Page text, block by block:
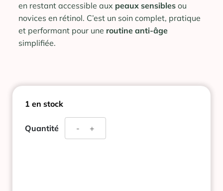
en restant accessible aux peaux sensibles ou
novices en rétinol. C’est un soin complet, pratique
et performant pour une routine anti-âge
simplifiée.
1 en stock
Quantité +
de
-